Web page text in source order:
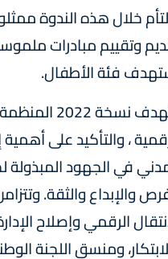
خلال هذه الندوة
وتقييم مبادرات
فئة الأطفال.
وتهدف
، والتأكيد على
في الجهود المبذولة
والإبداع والثقة.
الرقمي وإصلاح
ومنسق اللجنة